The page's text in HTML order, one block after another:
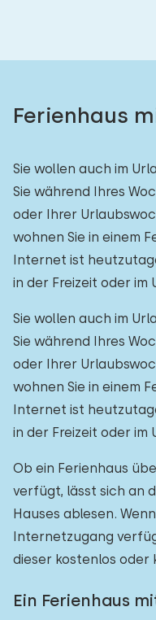
Ferienhaus
Sie wollen auch im
Sie während Ihres
oder Ihrer
wohnen Sie in einem
Internet ist
in der Freizeit oder im
Sie wollen auch im
Sie während Ihres
oder Ihrer
wohnen Sie in einem
Internet ist
in der Freizeit oder im
Ob ein Ferienhaus
verfügt, lässt sich an
Hauses ablesen.
Internetzugang
dieser kostenlos oder
Ein Ferienhaus